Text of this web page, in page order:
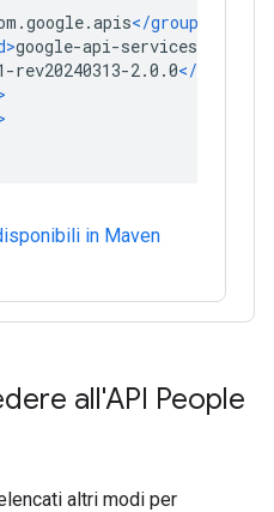
in Maven
all'API People
altri modi per